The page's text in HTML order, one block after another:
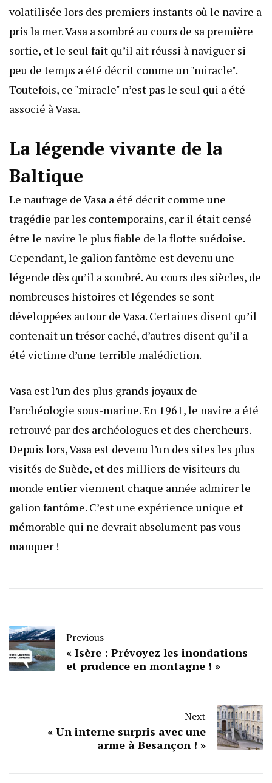
volatilisée lors des premiers instants où le navire a
pris la mer. Vasa a sombré au cours de sa première
sortie, et le seul fait qu’il ait réussi à naviguer si
peu de temps a été décrit comme un "miracle".
Toutefois, ce "miracle" n’est pas le seul qui a été
associé à Vasa.
La légende vivante de la
Baltique
Le naufrage de Vasa a été décrit comme une
tragédie par les contemporains, car il était censé
être le navire le plus fiable de la flotte suédoise.
Cependant, le galion fantôme est devenu une
légende dès qu’il a sombré. Au cours des siècles, de
nombreuses histoires et légendes se sont
développées autour de Vasa. Certaines disent qu’il
contenait un trésor caché, d’autres disent qu’il a
été victime d’une terrible malédiction.
Vasa est l’un des plus grands joyaux de
l’archéologie sous-marine. En 1961, le navire a été
retrouvé par des archéologues et des chercheurs.
Depuis lors, Vasa est devenu l’un des sites les plus
visités de Suède, et des milliers de visiteurs du
monde entier viennent chaque année admirer le
galion fantôme. C’est une expérience unique et
mémorable qui ne devrait absolument pas vous
manquer !
Previous
« Isère : Prévoyez les inondations
et prudence en montagne ! »
Next
« Un interne surpris avec une
arme à Besançon ! »